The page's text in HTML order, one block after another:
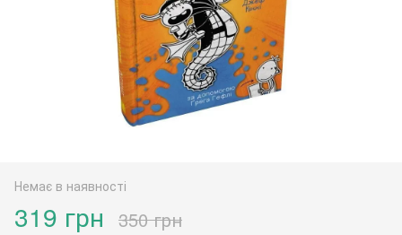
Немає в наявності
319 грн 350 грн